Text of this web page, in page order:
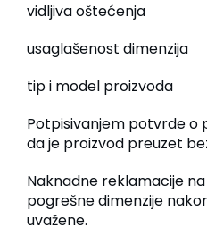
vidljiva oštećenja
usaglašenost dimenzija
tip i model proizvoda
Potpisivanjem potvrde o
da je proizvod preuzet
Naknadne reklamacije
pogrešne dimenzije
uvažene.